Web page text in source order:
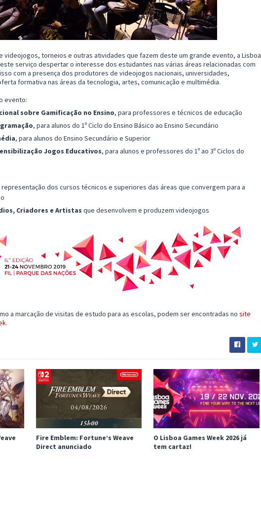
videojogos, torneios e outras atividades que fazem deste um grande evento, a Lisboa
serviço despertar o interesse dos estudantes nas várias áreas relacionadas com
com a presença dos produtores de videojogos nacionais, universidades,
formativa nas áreas da tecnologia, artes, comunicação e multimédia.
evento:
sobre Gamificação no Ensino, para professores e técnicos de educação
, para alunos do 1º Ciclo do Ensino Básico ao Ensino Secundário
, para alunos do Ensino Secundário e Superior
Jogos Educativos, para alunos e professores do 1º ao 3º Ciclos do
representação dos cursos técnicos e superiores das áreas que convergem para a
Criadores e Artistas que desenvolvem e produzem videojogos
a marcação de visitas de estudo para as escolas, podem ser encontradas no site
.
Fire Emblem: Fortune’s Weave
Direct anunciado
O Lisboa Games Week 2026 já
tem cartaz!